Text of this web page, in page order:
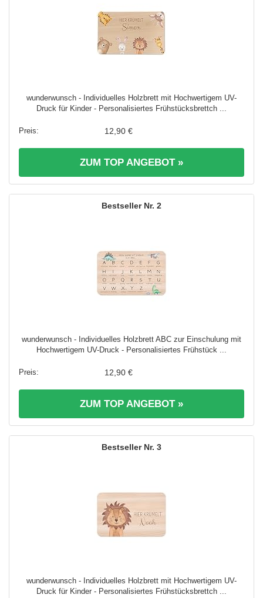
wunderwunsch - Individuelles Holzbrett mit Hochwertigem UV-
Druck für Kinder - Personalisiertes Frühstücksbrettch ...
12,90 €
ZUM TOP ANGEBOT »
2
wunderwunsch - Individuelles Holzbrett ABC zur Einschulung mit
Hochwertigem UV-Druck - Personalisiertes Frühstück ...
12,90 €
ZUM TOP ANGEBOT »
3
wunderwunsch - Individuelles Holzbrett mit Hochwertigem UV-
Druck für Kinder - Personalisiertes Frühstücksbrettch ...